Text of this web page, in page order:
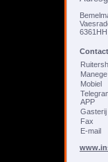
Manege
Mobiel
APP
Gasterij
Fax
E-mail